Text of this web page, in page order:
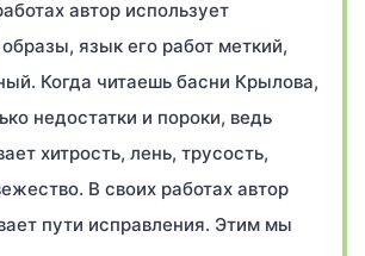
автор использует
язык его работ меткий,
Когда читаешь басни Крылова,
недостатки и пороки, ведь
хитрость, лень, трусость,
В своих работах автор
пути исправления. Этим мы